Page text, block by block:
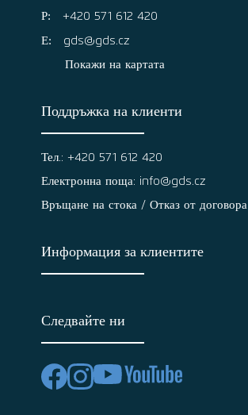
+420 571 612 420
gds@gds.cz
Покажи на картата
Поддръжка на клиенти
Тел.: +420 571 612 420
Електронна поща: info@gds.cz
Връщане на стока / Отказ от договора
Информация за клиентите
Следвайте ни